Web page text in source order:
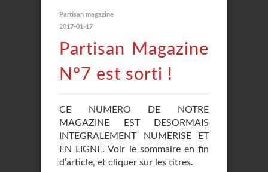
Partisan magazine
2017-01-17
Partisan Magazine
N°7 est sorti !
CE NUMERO DE NOTRE
MAGAZINE EST DESORMAIS
INTEGRALEMENT NUMERISE ET
EN LIGNE. Voir le sommaire en fin
d’article, et cliquer sur les titres.